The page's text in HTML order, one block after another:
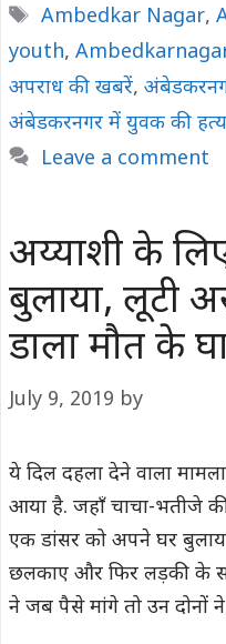
Tags
Ambedkar Nagar,
youth,
अपराध की खबरें,
अंबेडकरनगर में युवक की
Leave a comment
अय्याशी के
बुलाया, लूटी
डाला मौत के
July 9, 2019 by
ये दिल दहला देने वाला
आया है. जहाँ चाचा-भतीजे
एक डांसर को अपने घर
छलकाए और फिर लड़की के
ने जब पैसे मांगे तो उन दोनों